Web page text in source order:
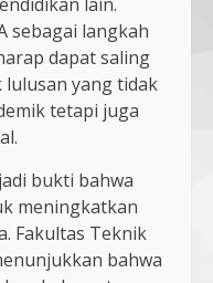
sebagai langkah
dapat saling
yang tidak
tetapi juga
bukti bahwa
meningkatkan
Fakultas Teknik
bahwa